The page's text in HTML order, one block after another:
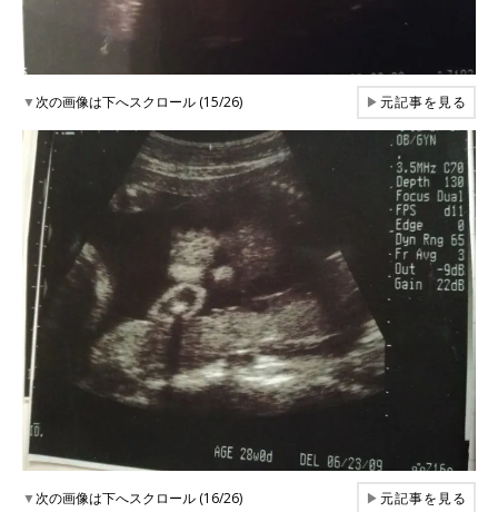
▼次の画像は下へスクロール (15/26) ▶元記事を見る
▼次の画像は下へスクロール (16/26) ▶元記事を見る